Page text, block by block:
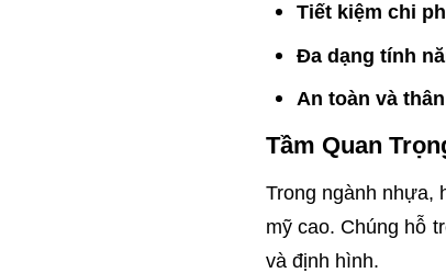
Tiết kiệm chi
Đa dạng tính
An toàn và
Tầm Quan
Trong ngành nhựa,
mỹ cao. Chúng hỗ
và định hình.